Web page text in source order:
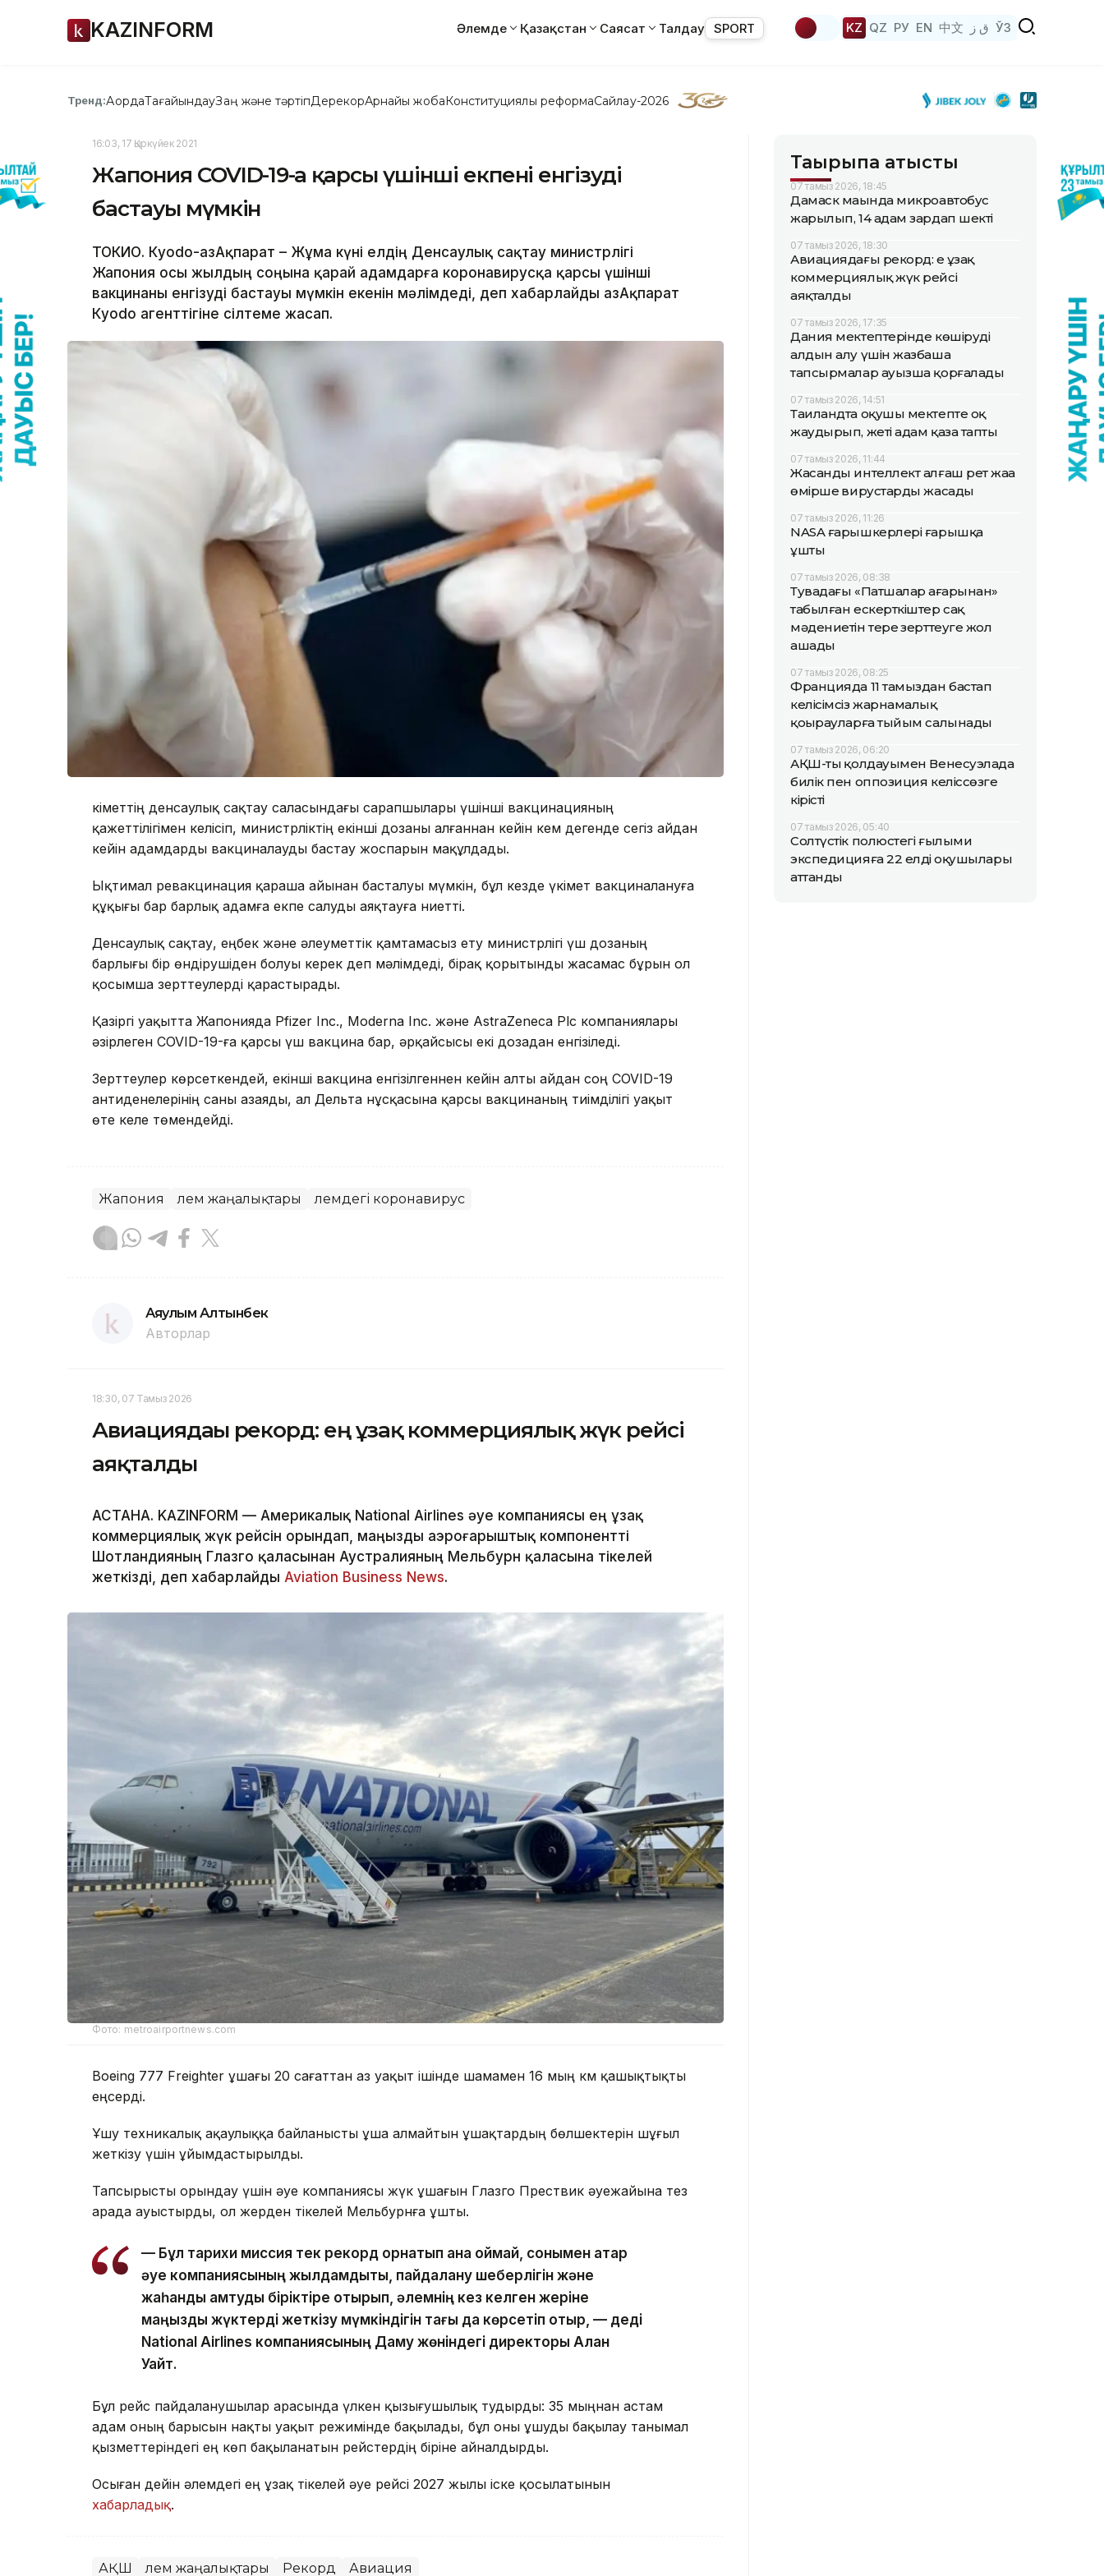
KAZINFORM Әлемде Қазақстан Саясат Талдау SPORT KZ QZ РУ EN 中文 ق ز ЎЗ
Тренд:АқордаТағайындауЗаң және тәртіпДерекқорАрнайы жобаКонституциялық реформаСайлау-2026
16:03, 17 Қыркүйек 2021
Жапония COVID-19-ға қарсы үшінші екпені енгізуді
бастауы мүмкін
ТОКИО. Кyodo-ҚазАқпарат – Жұма күні елдің Денсаулық сақтау министрлігі
Жапония осы жылдың соңына қарай адамдарға коронавирусқа қарсы үшінші
вакцинаны енгізуді бастауы мүмкін екенін мәлімдеді, деп хабарлайды ҚазАқпарат
Кyodo агенттігіне сілтеме жасап.
Үкіметтің денсаулық сақтау саласындағы сарапшылары үшінші вакцинацияның
қажеттілігімен келісіп, министрліктің екінші дозаны алғаннан кейін кем дегенде сегіз айдан
кейін адамдарды вакциналауды бастау жоспарын мақұлдады.
Ықтимал ревакцинация қараша айынан басталуы мүмкін, бұл кезде үкімет вакциналануға
құқығы бар барлық адамға екпе салуды аяқтауға ниетті.
Денсаулық сақтау, еңбек және әлеуметтік қамтамасыз ету министрлігі үш дозаның
барлығы бір өндірушіден болуы керек деп мәлімдеді, бірақ қорытынды жасамас бұрын ол
қосымша зерттеулерді қарастырады.
Қазіргі уақытта Жапонияда Pfizer Inc., Moderna Inc. және AstraZeneca Plc компаниялары
әзірлеген COVID-19-ға қарсы үш вакцина бар, әрқайсысы екі дозадан енгізіледі.
Зерттеулер көрсеткендей, екінші вакцина енгізілгеннен кейін алты айдан соң COVID-19
антиденелерінің саны азаяды, ал Дельта нұсқасына қарсы вакцинаның тиімділігі уақыт
өте келе төмендейді.
Жапония Әлем жаңалықтары Әлемдегі коронавирус
Аяулым Алтынбек
Авторлар
18:30, 07 Тамыз 2026
Авиациядағы рекорд: ең ұзақ коммерциялық жүк рейсі
аяқталды
АСТАНА. KAZINFORM — Америкалық National Airlines әуе компаниясы ең ұзақ
коммерциялық жүк рейсін орындап, маңызды аэроғарыштық компонентті
Шотландияның Глазго қаласынан Аустралияның Мельбурн қаласына тікелей
жеткізді, деп хабарлайды Aviation Business News.
Фото: metroairportnews.com
Boeing 777 Freighter ұшағы 20 сағаттан аз уақыт ішінде шамамен 16 мың км қашықтықты
еңсерді.
Ұшу техникалық ақаулыққа байланысты ұша алмайтын ұшақтардың бөлшектерін шұғыл
жеткізу үшін ұйымдастырылды.
Тапсырысты орындау үшін әуе компаниясы жүк ұшағын Глазго Прествик әуежайына тез
арада ауыстырды, ол жерден тікелей Мельбурнға ұшты.
— Бұл тарихи миссия тек рекорд орнатып қана қоймай, сонымен қатар
әуе компаниясының жылдамдықты, пайдалану шеберлігін және
жаһандық қамтуды біріктіре отырып, әлемнің кез келген жеріне
маңызды жүктерді жеткізу мүмкіндігін тағы да көрсетіп отыр, — деді
National Airlines компаниясының Даму жөніндегі директоры Алан
Уайт.
Бұл рейс пайдаланушылар арасында үлкен қызығушылық тудырды: 35 мыңнан астам
адам оның барысын нақты уақыт режимінде бақылады, бұл оны ұшуды бақылау танымал
қызметтеріндегі ең көп бақыланатын рейстердің біріне айналдырды.
Осыған дейін әлемдегі ең ұзақ тікелей әуе рейсі 2027 жылы іске қосылатынын
хабарладық.
АҚШ Әлем жаңалықтары Рекорд Авиация
Тақырыпқа қатысты
07 тамыз 2026, 18:45
Дамаск маңында микроавтобус
жарылып, 14 адам зардап шекті
07 тамыз 2026, 18:30
Авиациядағы рекорд: ең ұзақ
коммерциялық жүк рейсі
аяқталды
07 тамыз 2026, 17:35
Дания мектептерінде көшірудің
алдын алу үшін жазбаша
тапсырмалар ауызша қорғалады
07 тамыз 2026, 14:51
Таиландта оқушы мектепте оқ
жаудырып, жеті адам қаза тапты
07 тамыз 2026, 11:44
Жасанды интеллект алғаш рет жаңа
өміршең вирустарды жасады
07 тамыз 2026, 11:26
NASA ғарышкерлері ғарышқа
ұшты
07 тамыз 2026, 08:38
Тувадағы «Патшалар аңғарынан»
табылған ескерткіштер сақ
мәдениетін терең зерттеуге жол
ашады
07 тамыз 2026, 08:25
Францияда 11 тамыздан бастап
келісімсіз жарнамалық
қоңырауларға тыйым салынады
07 тамыз 2026, 06:20
АҚШ-тың қолдауымен Венесуэлада
билік пен оппозиция келіссөзге
кірісті
07 тамыз 2026, 05:40
Солтүстік полюстегі ғылыми
экспедицияға 22 елдің оқушылары
аттанды